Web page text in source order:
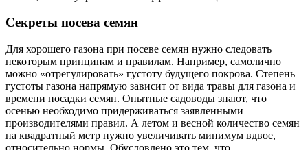
Секреты посева семян
Для хорошего газона при посеве семян нужно следовать
некоторым принципам и правилам. Например, самолично
можно «отрегулировать» густоту будущего покрова. Степень
густоты газона напрямую зависит от вида травы для газона и
времени посадки семян. Опытные садоводы знают, что
осенью необходимо придерживаться заявленными
производителями правил. А летом и весной количество семян
на квадратный метр нужно увеличивать минимум вдвое,
относительно нормы. Обусловлено это тем, что